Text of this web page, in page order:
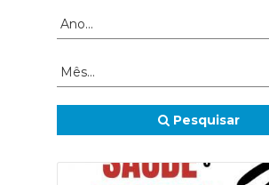
Pesquisar